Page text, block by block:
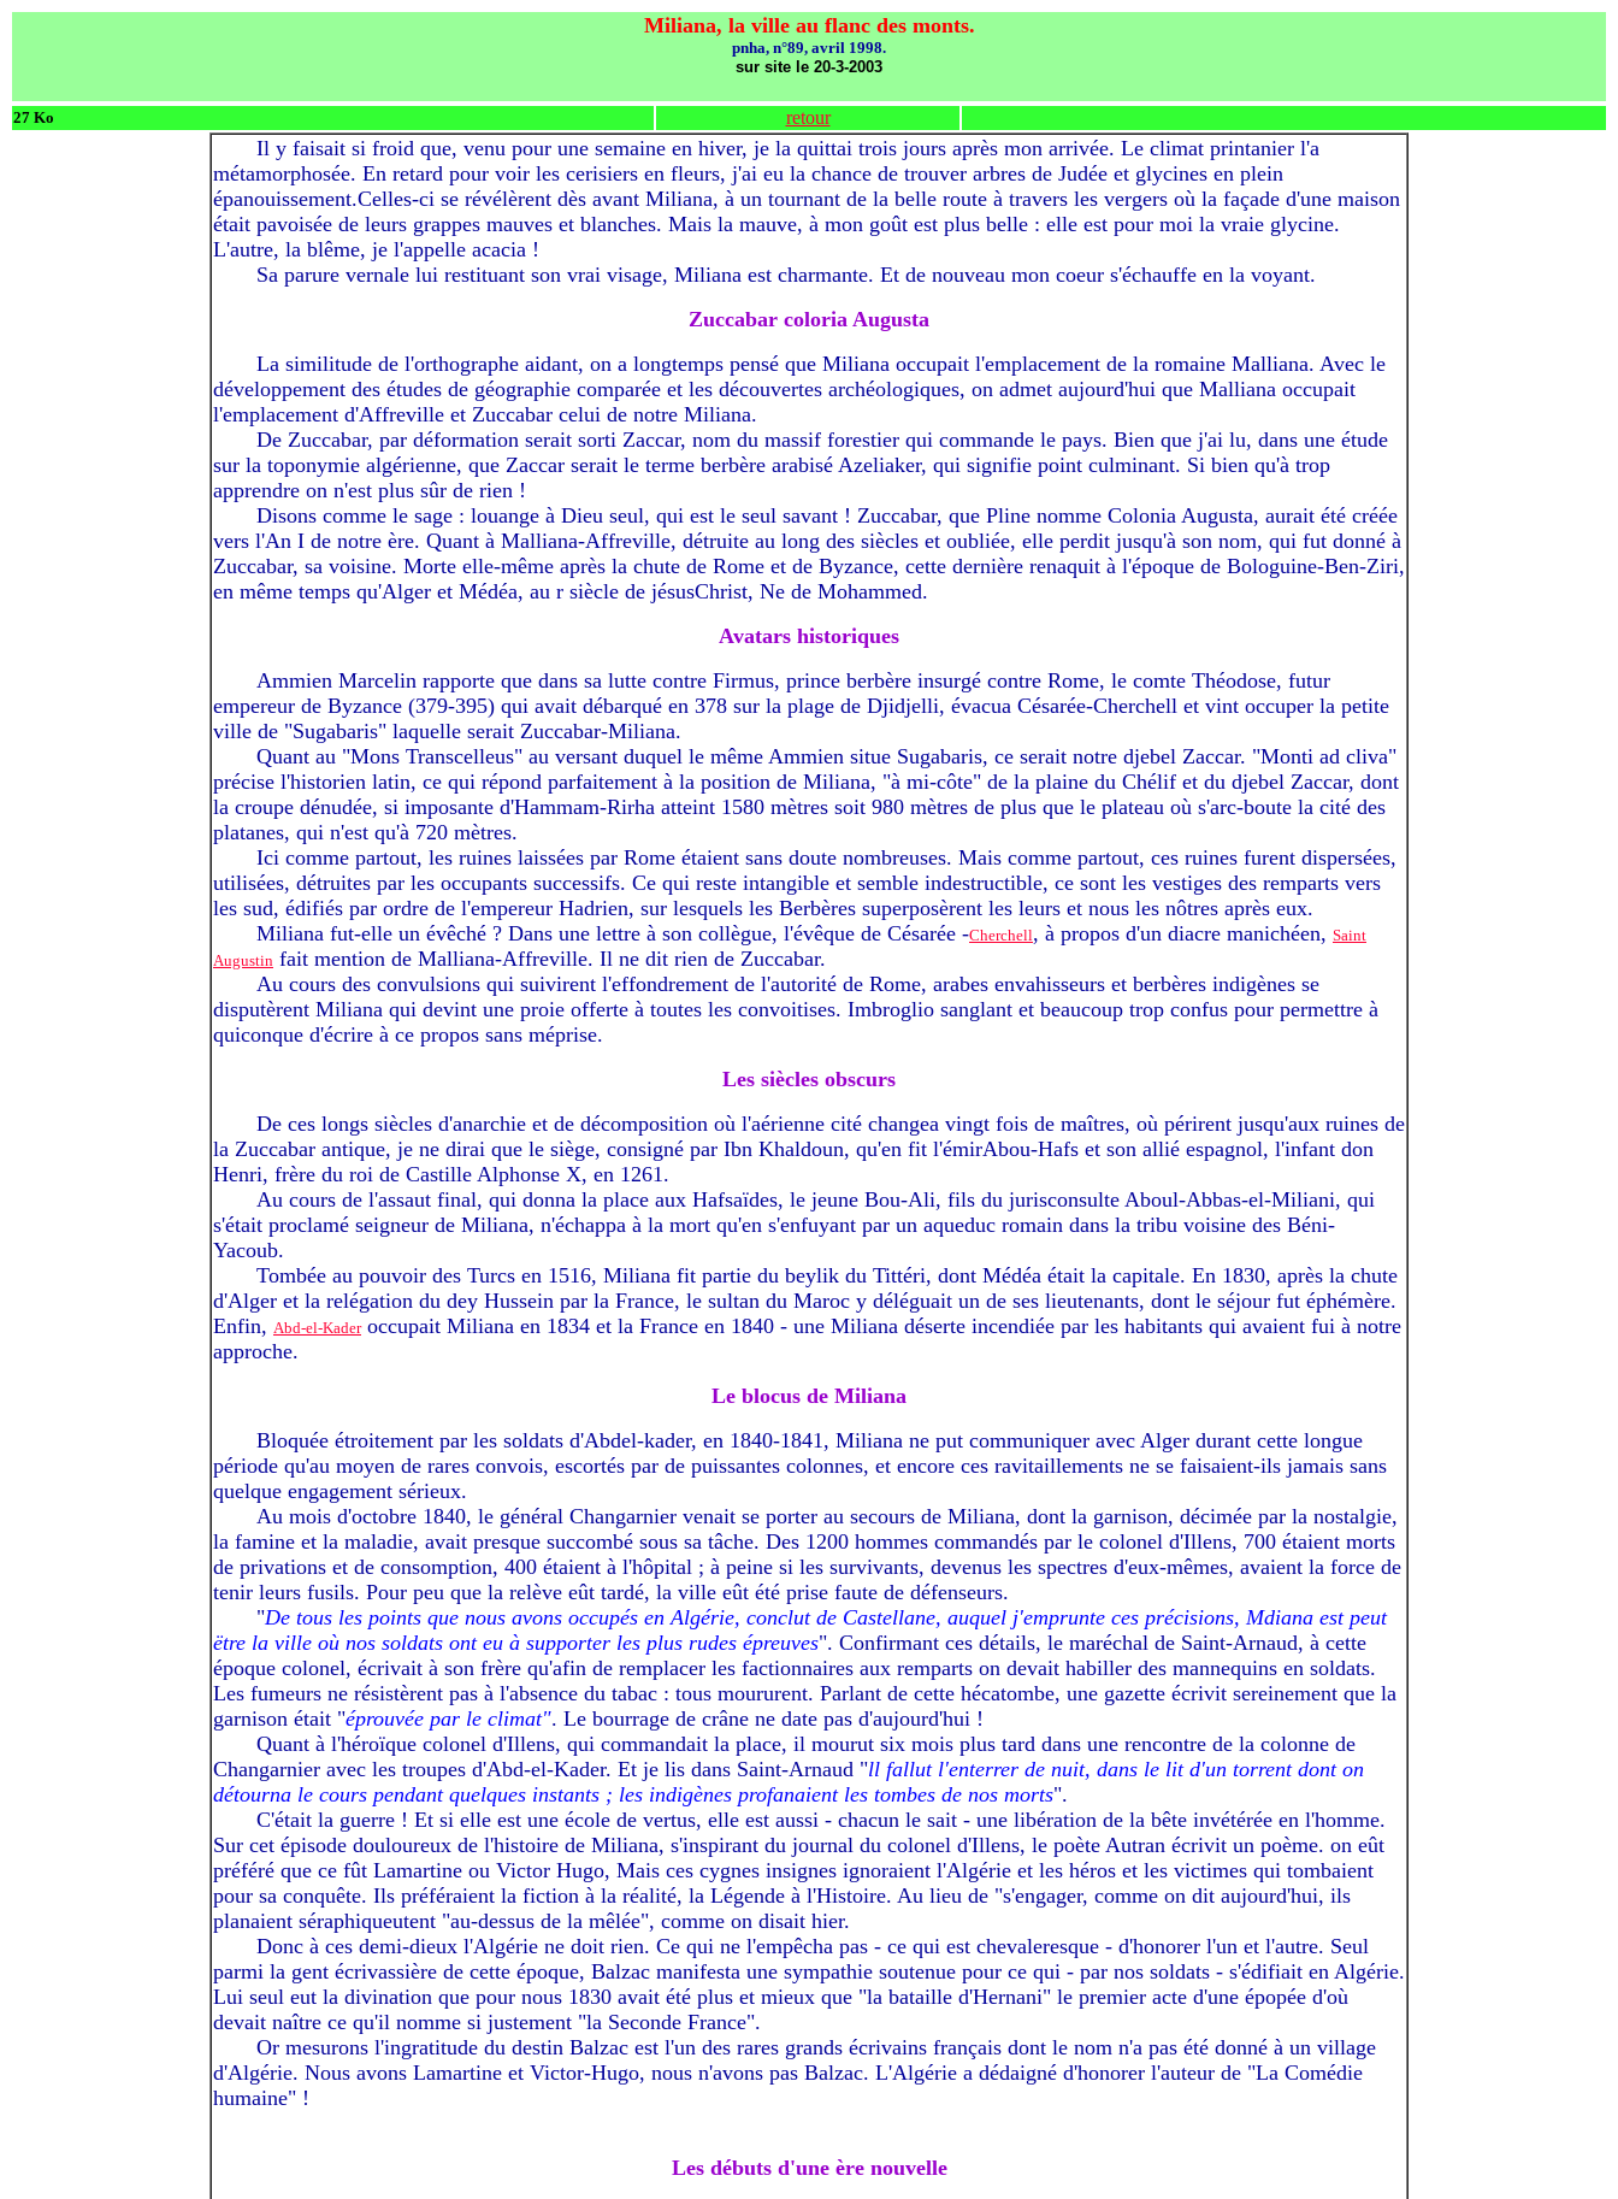
Miliana, la ville au flanc des monts.
pnha, n°89, avril 1998.
sur site le 20-3-2003
27 Ko retour
Il y faisait si froid que, venu pour une semaine en hiver, je la quittai trois jours après mon arrivée. Le climat printanier l'a
métamorphosée. En retard pour voir les cerisiers en fleurs, j'ai eu la chance de trouver arbres de Judée et glycines en plein
épanouissement.Celles-ci se révélèrent dès avant Miliana, à un tournant de la belle route à travers les vergers où la façade d'une maison
était pavoisée de leurs grappes mauves et blanches. Mais la mauve, à mon goût est plus belle : elle est pour moi la vraie glycine.
L'autre, la blême, je l'appelle acacia !
Sa parure vernale lui restituant son vrai visage, Miliana est charmante. Et de nouveau mon coeur s'échauffe en la voyant.
Zuccabar coloria Augusta
La similitude de l'orthographe aidant, on a longtemps pensé que Miliana occupait l'emplacement de la romaine Malliana. Avec le
développement des études de géographie comparée et les découvertes archéologiques, on admet aujourd'hui que Malliana occupait
l'emplacement d'Affreville et Zuccabar celui de notre Miliana.
De Zuccabar, par déformation serait sorti Zaccar, nom du massif forestier qui commande le pays. Bien que j'ai lu, dans une étude
sur la toponymie algérienne, que Zaccar serait le terme berbère arabisé Azeliaker, qui signifie point culminant. Si bien qu'à trop
apprendre on n'est plus sûr de rien !
Disons comme le sage : louange à Dieu seul, qui est le seul savant ! Zuccabar, que Pline nomme Colonia Augusta, aurait été créée
vers l'An I de notre ère. Quant à Malliana-Affreville, détruite au long des siècles et oubliée, elle perdit jusqu'à son nom, qui fut donné à
Zuccabar, sa voisine. Morte elle-même après la chute de Rome et de Byzance, cette dernière renaquit à l'époque de Bologuine-Ben-Ziri,
en même temps qu'Alger et Médéa, au r siècle de jésusChrist, Ne de Mohammed.
Avatars historiques
Ammien Marcelin rapporte que dans sa lutte contre Firmus, prince berbère insurgé contre Rome, le comte Théodose, futur
empereur de Byzance (379-395) qui avait débarqué en 378 sur la plage de Djidjelli, évacua Césarée-Cherchell et vint occuper la petite
ville de "Sugabaris" laquelle serait Zuccabar-Miliana.
Quant au "Mons Transcelleus" au versant duquel le même Ammien situe Sugabaris, ce serait notre djebel Zaccar. "Monti ad cliva"
précise l'historien latin, ce qui répond parfaitement à la position de Miliana, "à mi-côte" de la plaine du Chélif et du djebel Zaccar, dont
la croupe dénudée, si imposante d'Hammam-Rirha atteint 1580 mètres soit 980 mètres de plus que le plateau où s'arc-boute la cité des
platanes, qui n'est qu'à 720 mètres.
Ici comme partout, les ruines laissées par Rome étaient sans doute nombreuses. Mais comme partout, ces ruines furent dispersées,
utilisées, détruites par les occupants successifs. Ce qui reste intangible et semble indestructible, ce sont les vestiges des remparts vers
les sud, édifiés par ordre de l'empereur Hadrien, sur lesquels les Berbères superposèrent les leurs et nous les nôtres après eux.
Miliana fut-elle un évêché ? Dans une lettre à son collègue, l'évêque de Césarée -Cherchell, à propos d'un diacre manichéen, Saint
Augustin fait mention de Malliana-Affreville. Il ne dit rien de Zuccabar.
Au cours des convulsions qui suivirent l'effondrement de l'autorité de Rome, arabes envahisseurs et berbères indigènes se
disputèrent Miliana qui devint une proie offerte à toutes les convoitises. Imbroglio sanglant et beaucoup trop confus pour permettre à
quiconque d'écrire à ce propos sans méprise.
Les siècles obscurs
De ces longs siècles d'anarchie et de décomposition où l'aérienne cité changea vingt fois de maîtres, où périrent jusqu'aux ruines de
la Zuccabar antique, je ne dirai que le siège, consigné par Ibn Khaldoun, qu'en fit l'émirAbou-Hafs et son allié espagnol, l'infant don
Henri, frère du roi de Castille Alphonse X, en 1261.
Au cours de l'assaut final, qui donna la place aux Hafsaïdes, le jeune Bou-Ali, fils du jurisconsulte Aboul-Abbas-el-Miliani, qui
s'était proclamé seigneur de Miliana, n'échappa à la mort qu'en s'enfuyant par un aqueduc romain dans la tribu voisine des Béni-
Yacoub.
Tombée au pouvoir des Turcs en 1516, Miliana fit partie du beylik du Tittéri, dont Médéa était la capitale. En 1830, après la chute
d'Alger et la relégation du dey Hussein par la France, le sultan du Maroc y déléguait un de ses lieutenants, dont le séjour fut éphémère.
Enfin, Abd-el-Kaderoccupait Miliana en 1834 et la France en 1840 - une Miliana déserte incendiée par les habitants qui avaient fui à notre
approche.
Le blocus de Miliana
Bloquée étroitement par les soldats d'Abdel-kader, en 1840-1841, Miliana ne put communiquer avec Alger durant cette longue
période qu'au moyen de rares convois, escortés par de puissantes colonnes, et encore ces ravitaillements ne se faisaient-ils jamais sans
quelque engagement sérieux.
Au mois d'octobre 1840, le général Changarnier venait se porter au secours de Miliana, dont la garnison, décimée par la nostalgie,
la famine et la maladie, avait presque succombé sous sa tâche. Des 1200 hommes commandés par le colonel d'Illens, 700 étaient morts
de privations et de consomption, 400 étaient à l'hôpital ; à peine si les survivants, devenus les spectres d'eux-mêmes, avaient la force de
tenir leurs fusils. Pour peu que la relève eût tardé, la ville eût été prise faute de défenseurs.
"De tous les points que nous avons occupés en Algérie, conclut de Castellane, auquel j'emprunte ces précisions, Mdiana est peut
ëtre la ville où nos soldats ont eu à supporter les plus rudes épreuves". Confirmant ces détails, le maréchal de Saint-Arnaud, à cette
époque colonel, écrivait à son frère qu'afin de remplacer les factionnaires aux remparts on devait habiller des mannequins en soldats.
Les fumeurs ne résistèrent pas à l'absence du tabac : tous moururent. Parlant de cette hécatombe, une gazette écrivit sereinement que la
garnison était "éprouvée par le climat". Le bourrage de crâne ne date pas d'aujourd'hui !
Quant à l'héroïque colonel d'Illens, qui commandait la place, il mourut six mois plus tard dans une rencontre de la colonne de
Changarnier avec les troupes d'Abd-el-Kader. Et je lis dans Saint-Arnaud "ll fallut l'enterrer de nuit, dans le lit d'un torrent dont on
détourna le cours pendant quelques instants ; les indigènes profanaient les tombes de nos morts".
C'était la guerre ! Et si elle est une école de vertus, elle est aussi - chacun le sait - une libération de la bête invétérée en l'homme.
Sur cet épisode douloureux de l'histoire de Miliana, s'inspirant du journal du colonel d'Illens, le poète Autran écrivit un poème. on eût
préféré que ce fût Lamartine ou Victor Hugo, Mais ces cygnes insignes ignoraient l'Algérie et les héros et les victimes qui tombaient
pour sa conquête. Ils préféraient la fiction à la réalité, la Légende à l'Histoire. Au lieu de "s'engager, comme on dit aujourd'hui, ils
planaient séraphiqueutent "au-dessus de la mêlée", comme on disait hier.
Donc à ces demi-dieux l'Algérie ne doit rien. Ce qui ne l'empêcha pas - ce qui est chevaleresque - d'honorer l'un et l'autre. Seul
parmi la gent écrivassière de cette époque, Balzac manifesta une sympathie soutenue pour ce qui - par nos soldats - s'édifiait en Algérie.
Lui seul eut la divination que pour nous 1830 avait été plus et mieux que "la bataille d'Hernani" le premier acte d'une épopée d'où
devait naître ce qu'il nomme si justement "la Seconde France".
Or mesurons l'ingratitude du destin Balzac est l'un des rares grands écrivains français dont le nom n'a pas été donné à un village
d'Algérie. Nous avons Lamartine et Victor-Hugo, nous n'avons pas Balzac. L'Algérie a dédaigné d'honorer l'auteur de "La Comédie
humaine" !
Les débuts d'une ère nouvelle